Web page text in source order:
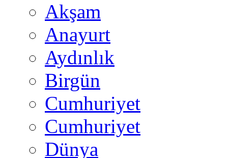
Akşam
Anayurt
Aydınlık
Birgün
Cumhuriyet
Cumhuriyet
Dünya